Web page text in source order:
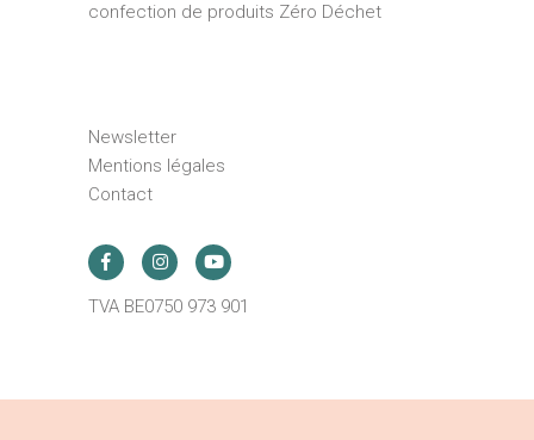
confection de produits Zéro Déchet
Newsletter
Mentions légales
Contact
TVA BE0750 973 901